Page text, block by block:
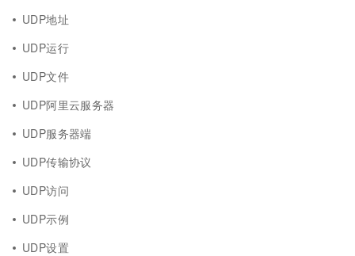
UDP地址
UDP运行
UDP文件
UDP阿里云服务器
UDP服务器端
UDP传输协议
UDP访问
UDP示例
UDP设置